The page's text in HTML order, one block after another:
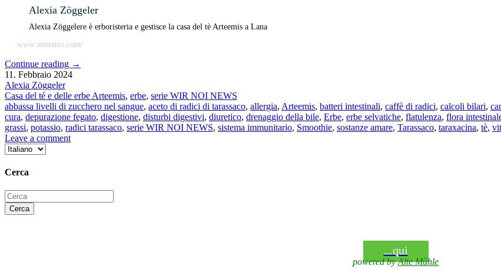
Alexia Zöggeler
Alexia Zöggelere è erboristeria e gestisce la casa del tè Arteemis a Lana
www.arteemis.com/
Continue reading →
11. Febbraio 2024
Alexia Zöggeler
Casa del té e delle erbe Arteemis, erbe, serie WIR NOI NEWS
abbassa livelli di zucchero nel sangue, aceto di radici di tarassaco, allergia, Arteemis, batteri intestinali, caffè di radici, calcoli bilari,
cura, depurazione fegato, digestione, disturbi digestivi, diuretico, drenaggio della bile, Erbe, erbe selvatiche, flatulenza, flora
grassi, potassio, radici tarassaco, serie WIR NOI NEWS, sistema immunitario, Smoothie, sostanze amare, Tarassaco, taraxacina, tè,
Leave a comment
Scegli
lingua
Cerca
...qui
powered byAlte Mühle